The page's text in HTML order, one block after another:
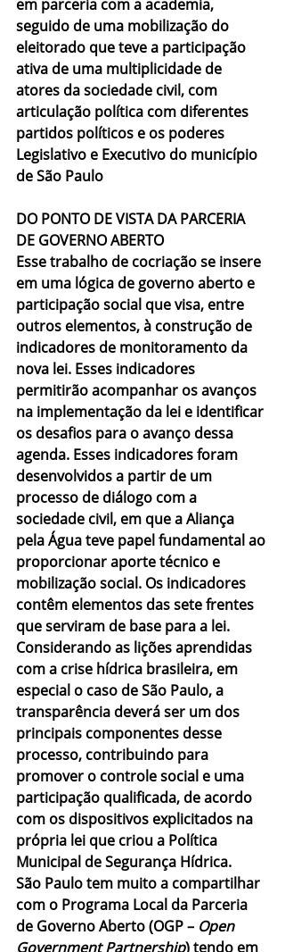
em parceria com a academia,
seguido de uma mobilização do
eleitorado que teve a participação
ativa de uma multiplicidade de
atores da sociedade civil, com
articulação política com diferentes
partidos políticos e os poderes
Legislativo e Executivo do município
de São Paulo
DO PONTO DE VISTA DA PARCERIA
DE GOVERNO ABERTO
Esse trabalho de cocriação se insere
em uma lógica de governo aberto e
participação social que visa, entre
outros elementos, à construção de
indicadores de monitoramento da
nova lei. Esses indicadores
permitirão acompanhar os avanços
na implementação da lei e identificar
os desafios para o avanço dessa
agenda. Esses indicadores foram
desenvolvidos a partir de um
processo de diálogo com a
sociedade civil, em que a Aliança
pela Água teve papel fundamental ao
proporcionar aporte técnico e
mobilização social. Os indicadores
contêm elementos das sete frentes
que serviram de base para a lei.
Considerando as lições aprendidas
com a crise hídrica brasileira, em
especial o caso de São Paulo, a
transparência deverá ser um dos
principais componentes desse
processo, contribuindo para
promover o controle social e uma
participação qualificada, de acordo
com os dispositivos explicitados na
própria lei que criou a Política
Municipal de Segurança Hídrica.
São Paulo tem muito a compartilhar
com o Programa Local da Parceria
de Governo Aberto (OGP – Open
Government Partnership) tendo em